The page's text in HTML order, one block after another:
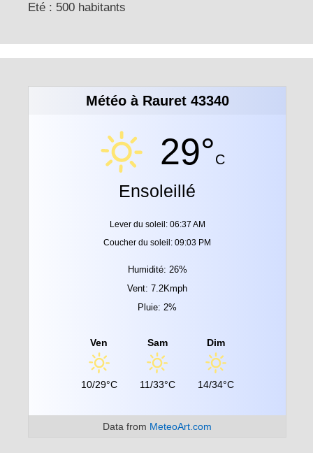
Eté : 500 habitants
Météo à Rauret 43340
29°C
Ensoleillé
Lever du soleil: 06:37 AM
Coucher du soleil: 09:03 PM
Humidité: 26%
Vent: 7.2Kmph
Pluie: 2%
Ven
10/29°C
Sam
11/33°C
Dim
14/34°C
Data from MeteoArt.com